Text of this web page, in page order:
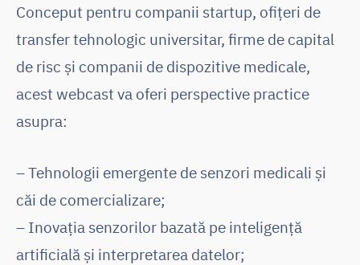
Conceput pentru companii startup, ofițeri de
transfer tehnologic universitar, firme de capital
de risc și companii de dispozitive medicale,
acest webcast va oferi perspective practice
asupra:
– Tehnologii emergente de senzori medicali și
căi de comercializare;
– Inovația senzorilor bazată pe inteligență
artificială și interpretarea datelor;